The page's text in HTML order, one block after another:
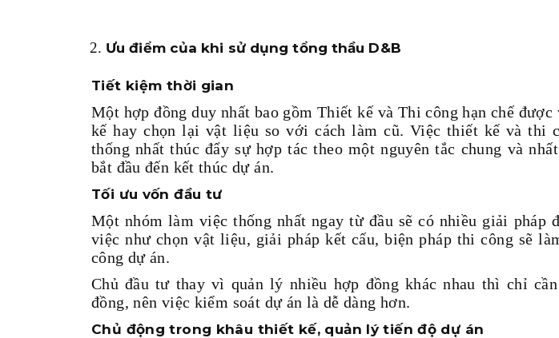
Ưu điểm của khi sử dụng tổng thầu D&B
Tiết kiệm thời gian
Một hợp đồng duy nhất bao gồm Thiết kế và Thi công hạn chế
kế hay chọn lại vật liệu so với cách làm cũ. Việc thiết kế và thi
thống nhất thúc đẩy sự hợp tác theo một nguyên tắc chung và
bắt đầu đến kết thúc dự án.
Tối ưu vốn đầu tư
Một nhóm làm việc thống nhất ngay từ đầu sẽ có nhiều giải pháp
việc như chọn vật liệu, giải pháp kết cấu, biện pháp thi công sẽ
công dự án.
Chủ đầu tư thay vì quản lý nhiều hợp đồng khác nhau thì chỉ
đồng, nên việc kiểm soát dự án là dễ dàng hơn.
Chủ động trong khâu thiết kế, quản lý tiến độ dự án